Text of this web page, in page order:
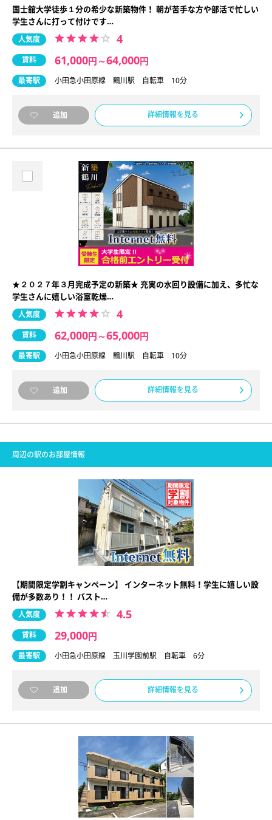
国士舘大学徒歩１分の希少な新築物件！ 朝が苦手な方や部活で忙しい
学生さんに打って付けです…
人気度 4
賃料 61,000円 ～64,000円
最寄駅 小田急小田原線 鶴川駅 自転車 10分
追加 詳細情報を見る
★２０２７年３月完成予定の新築★ 充実の水回り設備に加え、多忙な
学生さんに嬉しい浴室乾燥…
人気度 4
賃料 62,000円 ～65,000円
最寄駅 小田急小田原線 鶴川駅 自転車 10分
追加 詳細情報を見る
周辺の駅のお部屋情報
【期間限定学割キャンペーン】 インターネット無料！学生に嬉しい設
備が多数あり！！ バスト…
人気度 4.5
賃料 29,000円
最寄駅 小田急小田原線 玉川学園前駅 自転車 6分
追加 詳細情報を見る